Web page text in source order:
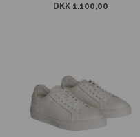
DKK 1.100,00